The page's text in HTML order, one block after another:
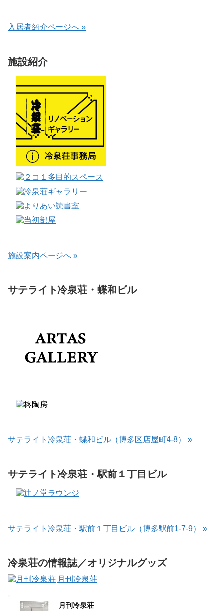
入居者紹介ページへ »
施設紹介
施設案内ページへ »
サテライト冷泉荘・蝶和ビル
サテライト冷泉荘・蝶和ビル（博多区店屋町4-8） »
サテライト冷泉荘・駅前１丁目ビル
サテライト冷泉荘・駅前１丁目ビル（博多駅前1-7-9） »
冷泉荘の情報誌／オリジナルグッズ
月刊冷泉荘
月刊冷泉荘